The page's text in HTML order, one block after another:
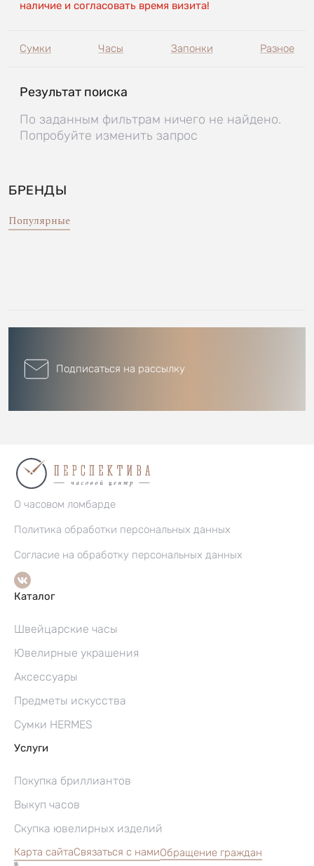
наличие и согласовать время визита!
Сумки Часы Запонки Разное
Результат поиска
По заданным фильтрам ничего не найдено.
Попробуйте изменить запрос
БРЕНДЫ
Популярные
Подписаться на рассылку
О часовом ломбарде
Политика обработки персональных данных
Согласие на обработку персональных данных
Каталог
Швейцарские часы
Ювелирные украшения
Аксессуары
Предметы искусства
Сумки HERMES
Услуги
Покупка бриллиантов
Выкуп часов
Скупка ювелирных изделий
Карта сайтаСвязаться с намиОбращение граждан